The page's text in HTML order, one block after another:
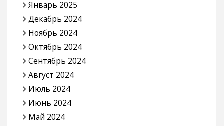
Январь 2025
Декабрь 2024
Ноябрь 2024
Октябрь 2024
Сентябрь 2024
Август 2024
Июль 2024
Июнь 2024
Май 2024